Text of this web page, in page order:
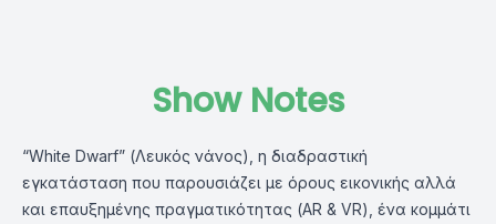
Show Notes
“White Dwarf” (Λευκός νάνος), η διαδραστική
εγκατάσταση που παρουσιάζει με όρους εικονικής αλλά
και επαυξημένης πραγματικότητας (AR & VR), ένα κομμάτι